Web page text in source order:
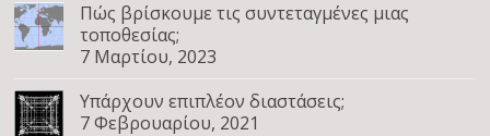
Πώς βρίσκουμε τις συντεταγμένες μιας
τοποθεσίας;
7 Μαρτίου, 2023
Υπάρχουν επιπλέον διαστάσεις;
7 Φεβρουαρίου, 2021